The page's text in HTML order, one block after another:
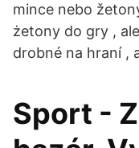
mince nebo
żetony do gry ,
drobné na hraní ,
Sport -